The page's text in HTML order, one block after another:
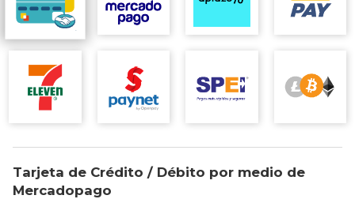
Tarjeta de Crédito / Débito por medio de
Mercadopago